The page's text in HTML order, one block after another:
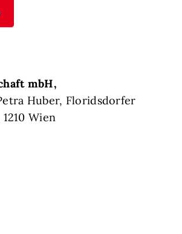
mbH,
Huber, Floridsdorfer
Wien